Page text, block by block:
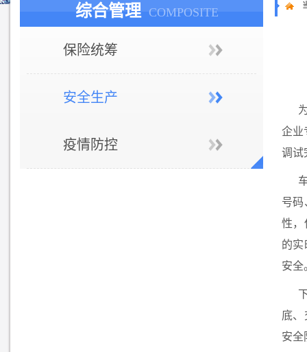
综合管理 COMPOSITE
保险统筹
安全生产
疫情防控
企业
调试
号码
性，
的实
安全
底、
安全